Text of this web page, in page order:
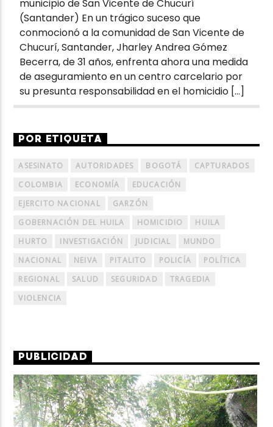
municipio de San Vicente de Chucurí
(Santander) En un trágico suceso que
conmocionó a la comunidad de San Vicente de
Chucurí, Santander, Jharley Andrea Gómez
Becerra, de 31 años, enfrenta ahora una medida
de aseguramiento en un centro carcelario por
su presunta responsabilidad en el homicidio […]
POR ETIQUETA
ASESINATO AUTORIDADES BOGOTÁ
CAPTURADOS
COLOMBIA
ECONOMÍA
EDUCACIÓN
EJERCITO NACIONAL
GARZÓN
GOBERNACIÓN DEL HUILA
HOMICIDIO
HUILA
HURTO
INVESTIGACIÓN JUDICIAL
MUNDO
NACIONAL
NEIVA PITALITO POLICÍA
POLÍTICA
REGIONAL
SALUD SEGURIDAD
TRAGEDIA
VIOLENCIA
PUBLICIDAD